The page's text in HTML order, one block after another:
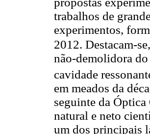
trabalhos de
experimentos,
2012. Destacam-
não-demolidora
cavidade
em meados da
seguinte da
natural e neto
um dos principais